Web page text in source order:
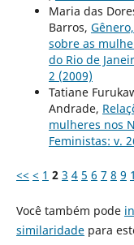
Maria das
Barros,
sobre as
do Rio de
2 (2009)
Tatiane
Andrade,
mulheres nos
Feministas: v.
<< < 1 2 3 4 5 6 7 8 9
Você também pode
similaridadepara